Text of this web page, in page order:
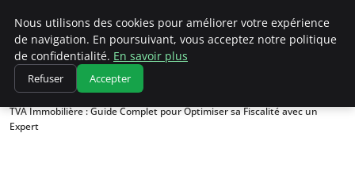
Chasseur De Tête
Accueil
Formation
TVA Immobilière : Guide Complet pour Optimiser sa Fiscalité avec un
Expert
Nous utilisons des cookies pour améliorer votre expérience
de navigation. En poursuivant, vous acceptez notre politique
de confidentialité. En savoir plus
Refuser Accepter